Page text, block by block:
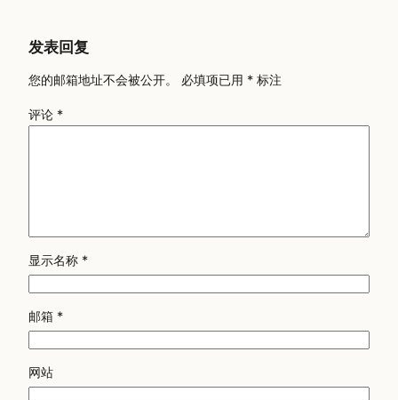
发表回复
您的邮箱地址不会被公开。 必填项已用 * 标注
评论 *
显示名称 *
邮箱 *
网站